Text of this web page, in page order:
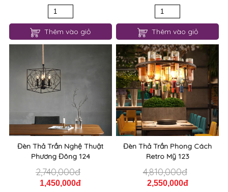
Thêm vào giỏ Thêm vào giỏ
Đèn Thả Trần Nghệ Thuật
Phương Đông 124
2,740,000đ
1,450,000đ
Đèn Thả Trần Phong Cách
Retro Mỹ 123
4,810,000đ
2,550,000đ